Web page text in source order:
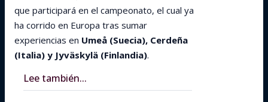
que participará en el campeonato, el cual ya
ha corrido en Europa tras sumar
experiencias en Umeå (Suecia), Cerdeña
(Italia) y Jyväskylä (Finlandia).
Lee también...